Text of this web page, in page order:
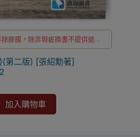
膠膜，除非瑕疵換書不提供退貨
與退款
另有優惠，請洽LINE客服訂購
第二版) [張紹勳著]
加入購物車